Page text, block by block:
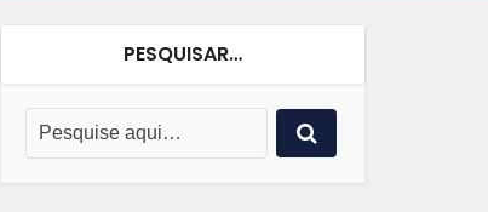
PESQUISAR…